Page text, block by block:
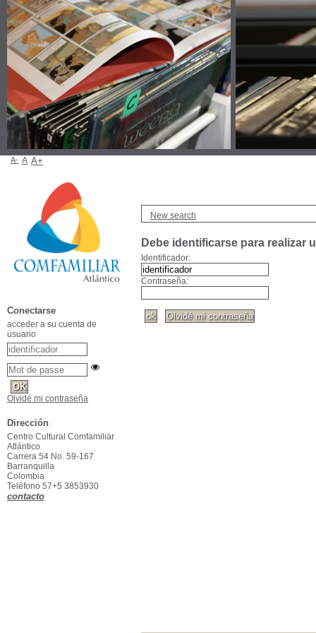
New search
Debe identificarse para realizar
Identificador:
Contraseña:
A- A A+
Conectarse
acceder a su cuenta de
usuario
Olvidé mi contraseña
Dirección
Centro Cultural Comfamiliar
Atlántico
Carrera 54 No. 59-167
Barranquilla
Colombia
Teléfono 57+5 3853930
contacto